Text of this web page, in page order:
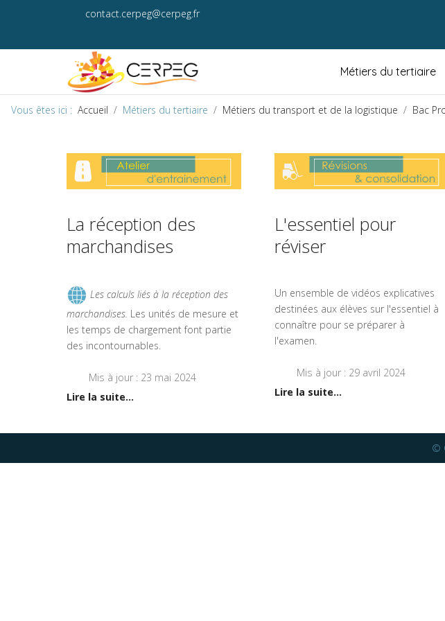
contact.cerpeg@cerpeg.fr
Métiers du tertiaire
Vous êtes ici : Accueil Métiers du tertiaire Métiers du transport et de la logistique Bac
La réception des
marchandises
Les calculs liés à la réception des
marchandises. Les unités de mesure et
les temps de chargement font partie
des incontournables.
Mis à jour : 23 mai 2024
Lire la suite...
L'essentiel pour
réviser
Un ensemble de vidéos explicatives
destinées aux élèves sur l'essentiel à
connaître pour se préparer à
l'examen.
Mis à jour : 29 avril 2024
Lire la suite...
©